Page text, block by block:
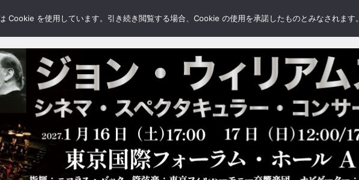
BLOGS FEATURE
Cookie を使用しています。引き続き閲覧する場合、Cookie の使用を承諾したものとみなされます。